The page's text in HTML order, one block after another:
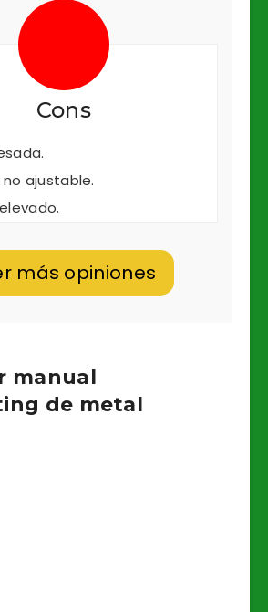
Cons
ajustable.
más opiniones
manual
de metal